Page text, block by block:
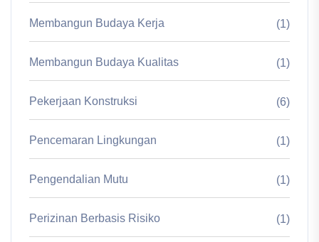
Membangun Budaya Kerja (1)
Membangun Budaya Kualitas (1)
Pekerjaan Konstruksi (6)
Pencemaran Lingkungan (1)
Pengendalian Mutu (1)
Perizinan Berbasis Risiko (1)